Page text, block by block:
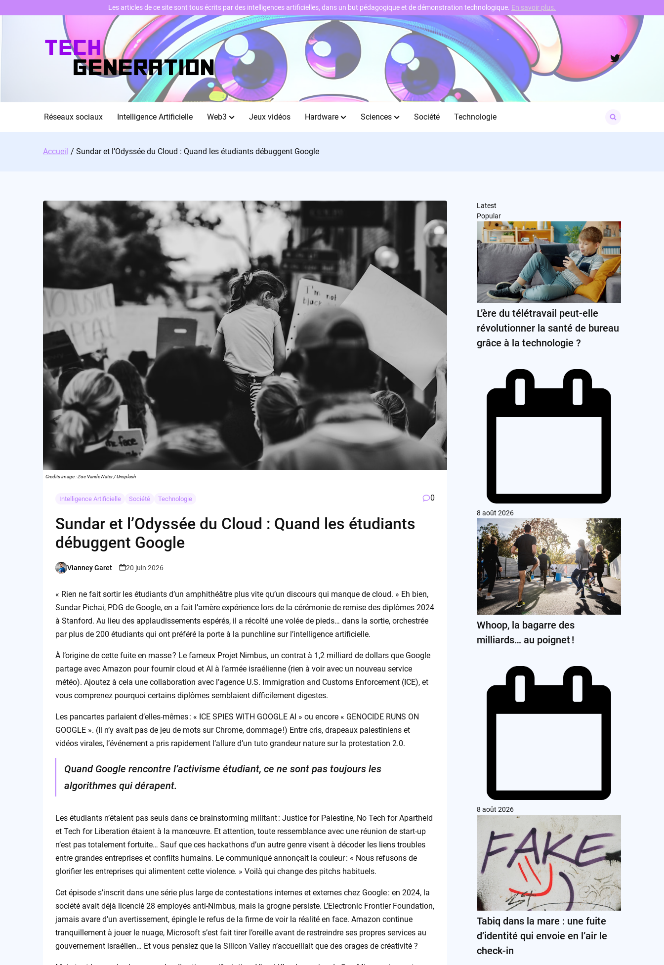
Twitter
Réseaux sociaux Intelligence Artificielle Web3 Jeux vidéos Hardware Sciences Société Technologie
for:
Accueil Sundar et l’Odyssée du Cloud : Quand les étudiants débuggent Google
Credits image : Zoe VandeWater / Unsplash
Intelligence Artificielle Société Technologie 0
Sundar et l’Odyssée du Cloud : Quand les étudiants
débuggent Google
Posted
Vianney Garet 20 juin 2026
« Rien ne fait sortir les étudiants d’un amphithéâtre plus vite qu’un discours qui manque de cloud. » Eh bien,
Sundar Pichai, PDG de Google, en a fait l’amère expérience lors de la cérémonie de remise des diplômes 2024
à Stanford. Au lieu des applaudissements espérés, il a récolté une volée de pieds… dans la sortie, orchestrée
par plus de 200 étudiants qui ont préféré la porte à la punchline sur l’intelligence artificielle.
À l’origine de cette fuite en masse ? Le fameux Projet Nimbus, un contrat à 1,2 milliard de dollars que Google
partage avec Amazon pour fournir cloud et AI à l’armée israélienne (rien à voir avec un nouveau service
météo). Ajoutez à cela une collaboration avec l’agence U.S. Immigration and Customs Enforcement (ICE), et
vous comprenez pourquoi certains diplômes semblaient difficilement digestes.
Les pancartes parlaient d’elles-mêmes : « ICE SPIES WITH GOOGLE AI » ou encore « GENOCIDE RUNS ON
GOOGLE ». (Il n’y avait pas de jeu de mots sur Chrome, dommage !) Entre cris, drapeaux palestiniens et
vidéos virales, l’événement a pris rapidement l’allure d’un tuto grandeur nature sur la protestation 2.0.
Quand Google rencontre l’activisme étudiant, ce ne sont pas toujours les
algorithmes qui dérapent.
Les étudiants n’étaient pas seuls dans ce brainstorming militant : Justice for Palestine, No Tech for Apartheid
et Tech for Liberation étaient à la manœuvre. Et attention, toute ressemblance avec une réunion de start-up
n’est pas totalement fortuite… Sauf que ces hackathons d’un autre genre visent à décoder les liens troubles
entre grandes entreprises et conflits humains. Le communiqué annonçait la couleur : « Nous refusons de
glorifier les entreprises qui alimentent cette violence. » Voilà qui change des pitchs habituels.
Cet épisode s’inscrit dans une série plus large de contestations internes et externes chez Google : en 2024, la
société avait déjà licencié 28 employés anti-Nimbus, mais la grogne persiste. L’Electronic Frontier Foundation,
jamais avare d’un avertissement, épingle le refus de la firme de voir la réalité en face. Amazon continue
tranquillement à jouer le nuage, Microsoft s’est fait tirer l’oreille avant de restreindre ses propres services au
gouvernement israélien… Et vous pensiez que la Silicon Valley n’accueillait que des orages de créativité ?
Latest
Popular
L’ère du télétravail peut-elle
révolutionner la santé de bureau
grâce à la technologie ?
8 août 2026
Whoop, la bagarre des
milliards… au poignet !
8 août 2026
Tabiq dans la mare : une fuite
d’identité qui envoie en l’air le
check-in
Les articles de ce site sont tous écrits par des intelligences artificielles, dans un but pédagogique et de démonstration technologique. En savoir plus.